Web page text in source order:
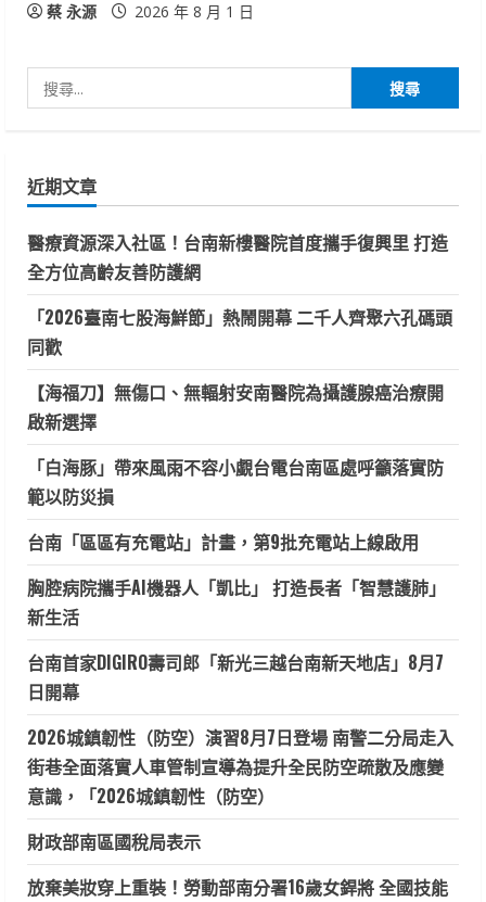
蔡 永源 2026 年 8 月 1 日
尋
字:
近期文章
醫療資源深入社區！台南新樓醫院首度攜手復興里 打造
全方位高齡友善防護網
「2026臺南七股海鮮節」熱鬧開幕 二千人齊聚六孔碼頭
同歡
【海福刀】無傷口、無輻射安南醫院為攝護腺癌治療開
啟新選擇
「白海豚」帶來風雨不容小覷台電台南區處呼籲落實防
範以防災損
台南「區區有充電站」計畫，第9批充電站上線啟用
胸腔病院攜手AI機器人「凱比」 打造長者「智慧護肺」
新生活
台南首家DIGIRO壽司郎「新光三越台南新天地店」8月7
日開幕
2026城鎮韌性（防空）演習8月7日登場 南警二分局走入
街巷全面落實人車管制宣導為提升全民防空疏散及應變
意識，「2026城鎮韌性（防空）
財政部南區國稅局表示
放棄美妝穿上重裝！勞動部南分署16歲女銲將 全國技能